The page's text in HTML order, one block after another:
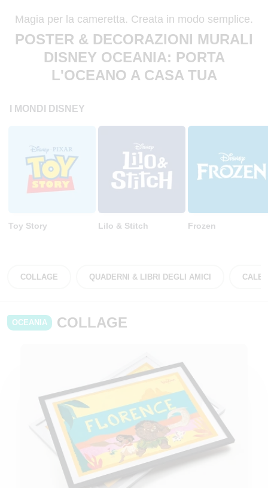
Magia per la cameretta. Creata in modo semplice.
POSTER & DECORAZIONI MURALI
DISNEY OCEANIA: PORTA
L'OCEANO A CASA TUA
I MONDI DISNEY
Toy Story Lilo & Stitch Frozen
COLLAGE QUADERNI & LIBRI DEGLI AMICI
OCEANIA COLLAGE